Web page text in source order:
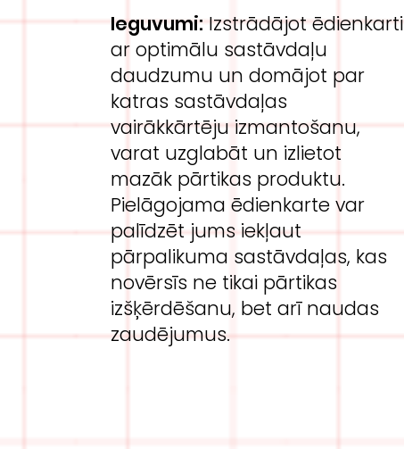
Ieguvumi: Izstrādājot ēdienkarti
ar optimālu sastāvdaļu
daudzumu un domājot par
katras sastāvdaļas
vairākkārtēju izmantošanu,
varat uzglabāt un izlietot
mazāk pārtikas produktu.
Pielāgojama ēdienkarte var
palīdzēt jums iekļaut
pārpalikuma sastāvdaļas, kas
novērsīs ne tikai pārtikas
izšķērdēšanu, bet arī naudas
zaudējumus.